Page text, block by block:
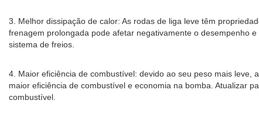
3. Melhor dissipação de calor: As rodas de liga leve têm
frenagem prolongada pode afetar negativamente o desempenho
sistema de freios.
4. Maior eficiência de combustível: devido ao seu peso mais
maior eficiência de combustível e economia na bomba. Atualizar
combustível.